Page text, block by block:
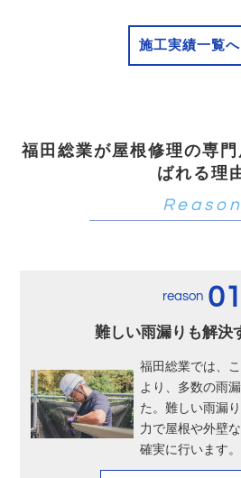
施工実績一覧へ
福田総業が屋根修理の専
ばれる理
reason 01
難しい雨漏りも解決
福田総業では、
より、多数の雨
た。難しい雨漏
力で屋根や外壁
確実に行います。